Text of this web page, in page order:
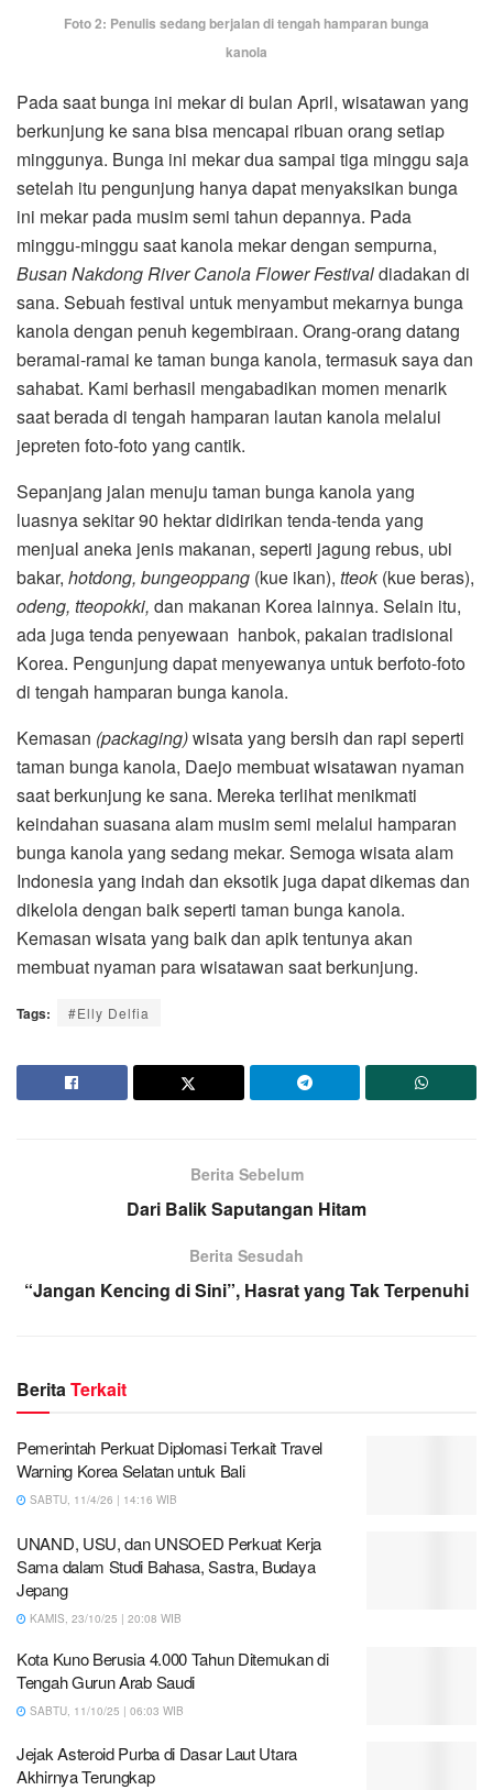
Foto 2: Penulis sedang berjalan di tengah hamparan bunga
kanola
Pada saat bunga ini mekar di bulan April, wisatawan yang
berkunjung ke sana bisa mencapai ribuan orang setiap
minggunya. Bunga ini mekar dua sampai tiga minggu saja
setelah itu pengunjung hanya dapat menyaksikan bunga
ini mekar pada musim semi tahun depannya. Pada
minggu-minggu saat kanola mekar dengan sempurna,
Busan Nakdong River Canola Flower Festivaldiadakan di
sana. Sebuah festival untuk menyambut mekarnya bunga
kanola dengan penuh kegembiraan. Orang-orang datang
beramai-ramai ke taman bunga kanola, termasuk saya dan
sahabat. Kami berhasil mengabadikan momen menarik
saat berada di tengah hamparan lautan kanola melalui
jepreten foto-foto yang cantik.
Sepanjang jalan menuju taman bunga kanola yang
luasnya sekitar 90 hektar didirikan tenda-tenda yang
menjual aneka jenis makanan, seperti jagung rebus, ubi
bakar, hotdong, bungeoppang (kue ikan), tteok(kue beras),
odeng, tteopokki, dan makanan Korea lainnya. Selain itu,
ada juga tenda penyewaan hanbok, pakaian tradisional
Korea. Pengunjung dapat menyewanya untuk berfoto-foto
di tengah hamparan bunga kanola.
Kemasan (packaging)wisata yang bersih dan rapi seperti
taman bunga kanola, Daejo membuat wisatawan nyaman
saat berkunjung ke sana. Mereka terlihat menikmati
keindahan suasana alam musim semi melalui hamparan
bunga kanola yang sedang mekar. Semoga wisata alam
Indonesia yang indah dan eksotik juga dapat dikemas dan
dikelola dengan baik seperti taman bunga kanola.
Kemasan wisata yang baik dan apik tentunya akan
membuat nyaman para wisatawan saat berkunjung.
Tags: #Elly Delfia
Berita Sebelum
Dari Balik Saputangan Hitam
Berita Sesudah
“Jangan Kencing di Sini”, Hasrat yang Tak Terpenuhi
BeritaTerkait
Pemerintah Perkuat Diplomasi Terkait Travel
Warning Korea Selatan untuk Bali
SABTU, 11/4/26 | 14:16 WIB
UNAND, USU, dan UNSOED Perkuat Kerja
Sama dalam Studi Bahasa, Sastra, Budaya
Jepang
KAMIS, 23/10/25 | 20:08 WIB
Kota Kuno Berusia 4.000 Tahun Ditemukan di
Tengah Gurun Arab Saudi
SABTU, 11/10/25 | 06:03 WIB
Jejak Asteroid Purba di Dasar Laut Utara
Akhirnya Terungkap